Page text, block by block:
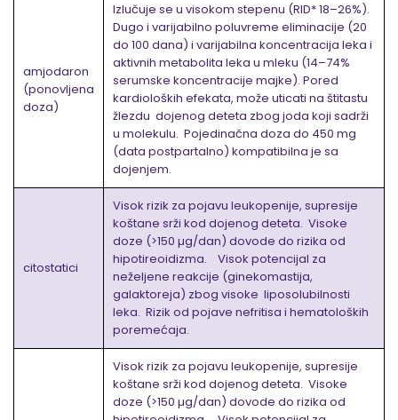
amjodaron
(ponovljena
doza)
Izlučuje se u visokom stepenu (RID* 18–26%).
Dugo i varijabilno poluvreme eliminacije (20
do 100 dana) i varijabilna koncentracija leka i
aktivnih metabolita leka u mleku (14–74%
serumske koncentracije majke). Pored
kardioloških efekata, može uticati na štitastu
žlezdu dojenog deteta zbog joda koji sadrži
u molekulu. Pojedinačna doza do 450 mg
(data postpartalno) kompatibilna je sa
dojenjem.
citostatici
Visok rizik za pojavu leukopenije, supresije
koštane srži kod dojenog deteta. Visoke
doze (>150 µg/dan) dovode do rizika od
hipotireoidizma. Visok potencijal za
neželjene reakcije (ginekomastija,
galaktoreja) zbog visoke liposolubilnosti
leka. Rizik od pojave nefritisa i hematoloških
poremećaja.
Visok rizik za pojavu leukopenije, supresije
koštane srži kod dojenog deteta. Visoke
doze (>150 µg/dan) dovode do rizika od